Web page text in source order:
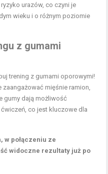
urazów, co czyni je
wieku i o różnym poziomie
z gumami
trening z gumami oporowymi!
mięśnie ramion,
gumy dają możliwość
co jest kluczowe dla
w połączeniu ze
widoczne rezultaty już po